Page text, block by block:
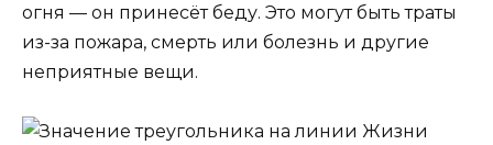
огня — он принесёт беду. Это могут быть траты
из-за пожара, смерть или болезнь и другие
неприятные вещи.